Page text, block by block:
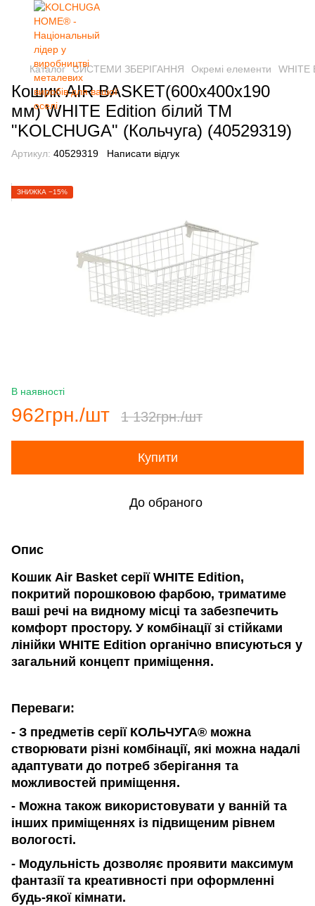
Каталог СИСТЕМИ ЗБЕРІГАННЯ Окремі елементи WHITE
Кошик AIR BASKET(600х400х190
мм) WHITE Edition білий ТМ
"KOLCHUGA" (Кольчуга) (40529319)
Артикул: 40529319 Написати відгук
ЗНИЖКА −15%
В наявності
962грн./шт 1 132грн./шт
Купити
До обраного
Опис
Кошик Air Basket серії WHITE Edition,
покритий порошковою фарбою, триматиме
ваші речі на видному місці та забезпечить
комфорт простору. У комбінації зі стійками
лінійки WHITE Edition органічно вписуються у
загальний концепт приміщення.
Переваги:
- З предметів серії КОЛЬЧУГА® можна
створювати різні комбінації, які можна надалі
адаптувати до потреб зберігання та
можливостей приміщення.
- Можна також використовувати у ванній та
інших приміщеннях із підвищеним рівнем
вологості.
- Модульність дозволяє проявити максимум
фантазії та креативності при оформленні
будь-якої кімнати.